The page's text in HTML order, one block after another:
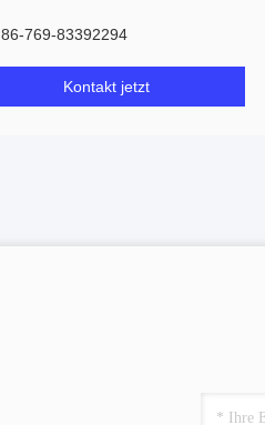
86-769-83392294
Kontakt jetzt